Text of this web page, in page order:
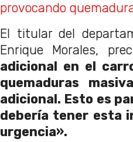
provocando
El titular del
Enrique Morales,
adicional en el
quemaduras
adicional. Esto es
debería tener esta
urgencia».